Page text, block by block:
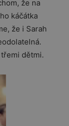
že na
káčátka
že i Sarah
dětmi.